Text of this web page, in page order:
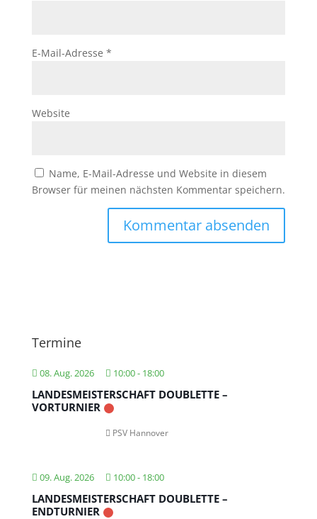
E-Mail-Adresse *
Website
Name, E-Mail-Adresse und Website in diesem
Browser für meinen nächsten Kommentar speichern.
Termine
08. Aug. 2026 10:00- 18:00
LANDESMEISTERSCHAFT DOUBLETTE –
VORTURNIER
PSV Hannover
09. Aug. 2026 10:00- 18:00
LANDESMEISTERSCHAFT DOUBLETTE –
ENDTURNIER